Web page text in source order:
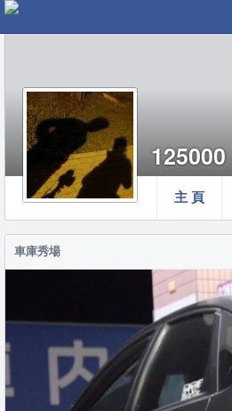
主 頁
125000
車庫秀場